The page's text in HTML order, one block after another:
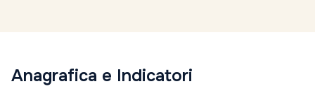
Anagrafica e Indicatori